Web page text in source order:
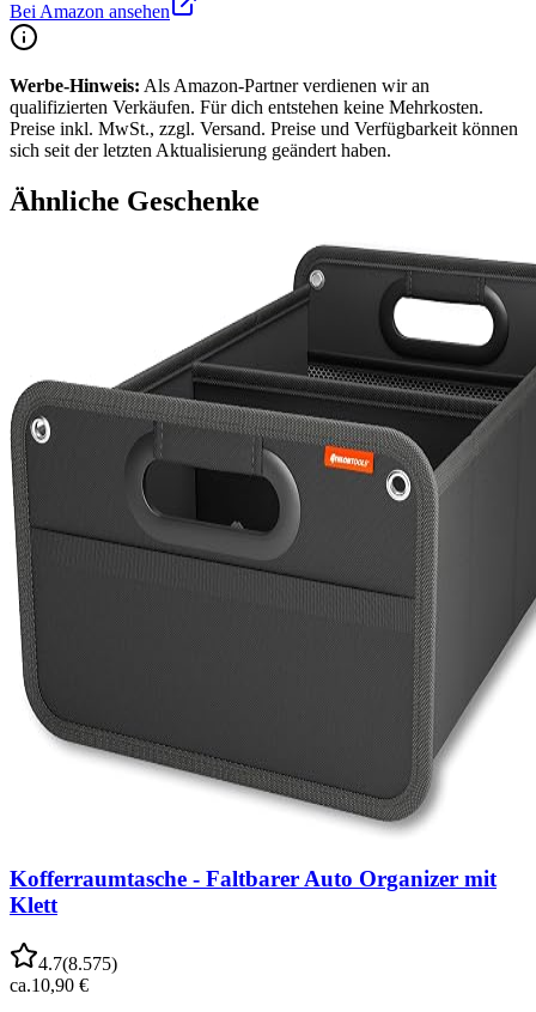
Bei Amazon ansehen
Werbe-Hinweis: Als Amazon-Partner verdienen wir an
qualifizierten Verkäufen. Für dich entstehen keine Mehrkosten.
Preise inkl. MwSt., zzgl. Versand. Preise und Verfügbarkeit können
sich seit der letzten Aktualisierung geändert haben.
Ähnliche Geschenke
Kofferraumtasche - Faltbarer Auto Organizer mit
Klett
4.7(8.575)
ca.10,90 €